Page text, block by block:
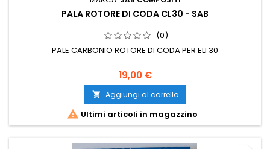
PALA ROTORE DI CODA CL30 - SAB
(0)
PALE CARBONIO ROTORE DI CODA PER ELI 30
19,00 €
 Aggiungi al carrello
 Ultimi articoli in magazzino